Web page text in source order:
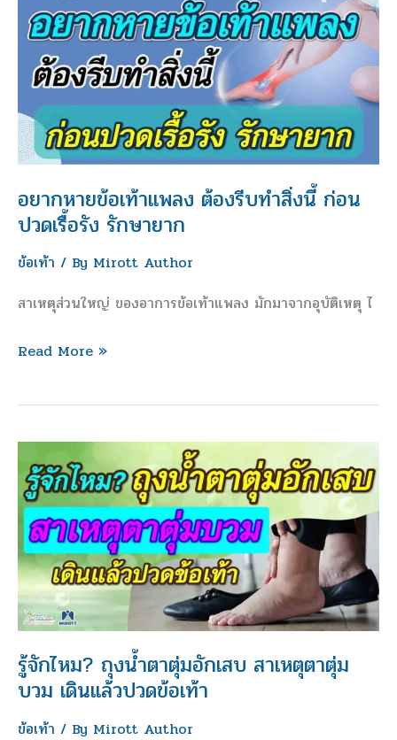
อยากหายข้อเท้าแพลง ต้องรีบทำสิ่งนี้ ก่อน
ปวดเรื้อรัง รักษายาก
ข้อเท้า / By Mirott Author
สาเหตุส่วนใหญ่ ของอาการข้อเท้าแพลง มักมาจากอุบัติเหตุ ไ
หาย
ข้อ
เท้า
แพลง
ต้อง
รีบ
ทำ
สิ่ง
นี้
ปวด
เรื้อรัง
ยาก
Read More »
รู้จักไหม? ถุงน้ำตาตุ่มอักเสบ สาเหตุตาตุ่ม
บวม เดินแล้วปวดข้อเท้า
ข้อเท้า / By Mirott Author
ไหม?
ถุง
น้ำตา
ตุ่ม
อักเสบ
สาเหตุ
ตาตุ่ม
บวม
เดิน